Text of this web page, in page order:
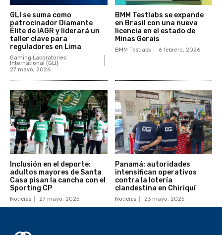
GLI se suma como
patrocinador Diamante
Élite de IAGR y liderará un
taller clave para
reguladores en Lima
Gaming Laboratories
International (GLI)
27 mayo, 2026
BMM Testlabs se expande
en Brasil con una nueva
licencia en el estado de
Minas Gerais
BMM Testlabs 6 febrero, 2026
Inclusión en el deporte:
adultos mayores de Santa
Casa pisan la cancha con el
Sporting CP
Noticias 27 mayo, 2025
Panamá: autoridades
intensifican operativos
contra la lotería
clandestina en Chiriquí
Noticias 23 mayo, 2025